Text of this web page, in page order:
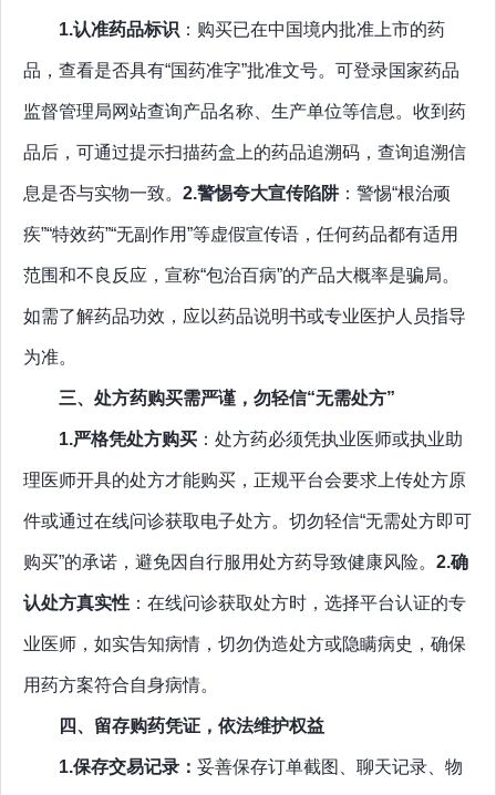
1.认准药品标识 ： 购买已在中国境内批准上市的药
品，查看是否具有“国药准字”批准文号。可登录国家药品
监督管理局网站查询产品名称、生产单位等信息。收到药
品后，可通过提示扫描药盒上的药品追溯码，查询追溯信
息是否与实物一致。 2.警惕夸大宣传陷阱：警惕“根治顽
疾”“特效药”“无副作用”等虚假宣传语，任何药品都有适用
范围和不良反应，宣称“包治百病”的产品大概率是骗局。
如需了解药品功效，应以药品说明书或专业医护人员指导
为准。
三、处方药购买需严谨，勿轻信“无需处方”
1.严格凭处方购买 ：处方药必须凭执业医师或执业助
理医师开具的处方才能购买，正规平台会要求上传处方原
件或通过在线问诊获取电子处方。切勿轻信“无需处方即可
购买”的承诺，避免因自行服用处方药导致健康风险。 2.确
认处方真实性 ：在线问诊获取处方时， 选择平台认证的专
业医师，如实告知病情，切勿伪造处方或隐瞒病史，确保
用药方案符合自身病情。
四、留存购药凭证，依法维护权益
1.保存交易记录： 妥善保存订单截图、聊天记录、物